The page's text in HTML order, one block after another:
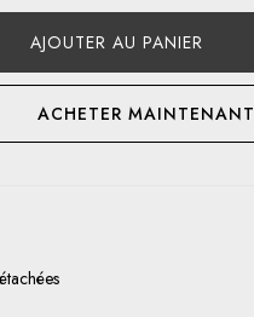
AJOUTER AU PANIER
ACHETER MAINTENANT